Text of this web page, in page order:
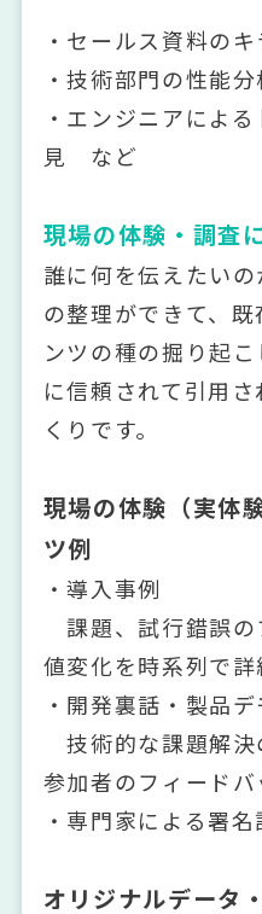
・セールス資料の
・技術部門の性能
・エンジニアによ
見 など
現場の体験・調査
誰に何を伝えたい
の整理ができて、
ンツの種の掘り起
に信頼されて引用
くりです。
現場の体験（実体
ツ例
・導入事例
課題、試行錯誤の
値変化を時系列で
・開発裏話・製品
技術的な課題解決
参加者のフィードバ
・専門家による署
オリジナルデータ